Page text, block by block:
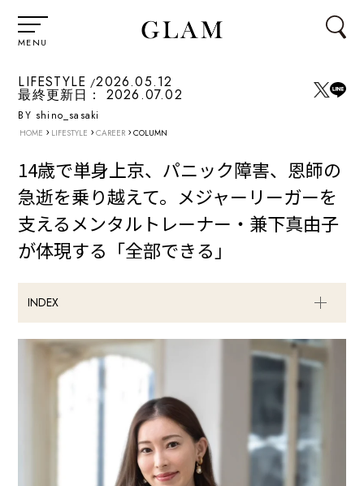
MENU
LIFESTYLE 2026.05.12
最終更新日： 2026.07.02
BY shino_sasaki
HOME › LIFESTYLE › CAREER › COLUMN
14歳で単身上京、パニック障害、恩師の
急逝を乗り越えて。メジャーリーガーを
支えるメンタルトレーナー・兼下真由子
が体現する「全部できる」
INDEX